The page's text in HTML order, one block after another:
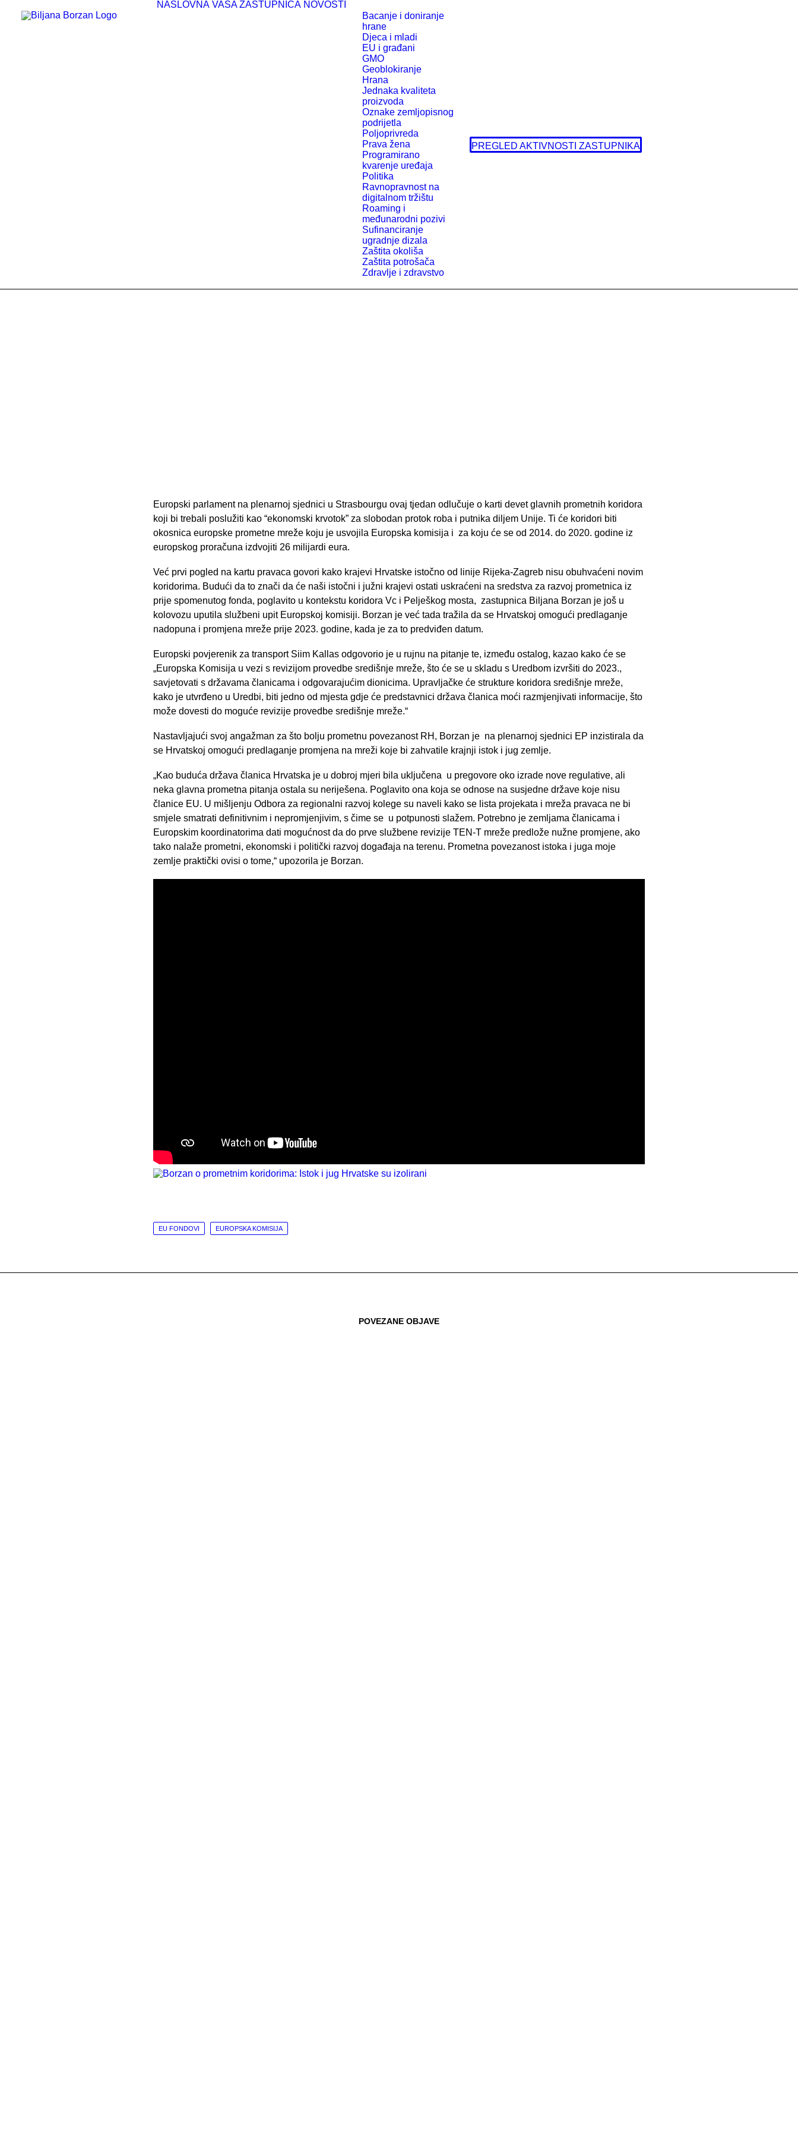
NASLOVNA VAŠA ZASTUPNICA NOVOSTI
Bacanje i doniranje
hrane
Djeca i mladi
EU i građani
GMO
Geoblokiranje
Hrana
Jednaka kvaliteta
proizvoda
Oznake zemljopisnog
podrijetla
Poljoprivreda
Prava žena
Programirano
kvarenje uređaja
Politika
Ravnopravnost na
digitalnom tržištu
Roaming i
međunarodni pozivi
Sufinanciranje
ugradnje dizala
Zaštita okoliša
Zaštita potrošača
Zdravlje i zdravstvo
PREGLED AKTIVNOSTI ZASTUPNIKA
Europski parlament na plenarnoj sjednici u Strasbourgu ovaj tjedan odlučuje o karti devet glavnih prometnih koridora
koji bi trebali poslužiti kao “ekonomski krvotok” za slobodan protok roba i putnika diljem Unije. Ti će koridori biti
okosnica europske prometne mreže koju je usvojila Europska komisija i za koju će se od 2014. do 2020. godine iz
europskog proračuna izdvojiti 26 milijardi eura.
Već prvi pogled na kartu pravaca govori kako krajevi Hrvatske istočno od linije Rijeka-Zagreb nisu obuhvaćeni novim
koridorima. Budući da to znači da će naši istočni i južni krajevi ostati uskraćeni na sredstva za razvoj prometnica iz
prije spomenutog fonda, poglavito u kontekstu koridora Vc i Pelješkog mosta, zastupnica Biljana Borzan je još u
kolovozu uputila službeni upit Europskoj komisiji. Borzan je već tada tražila da se Hrvatskoj omogući predlaganje
nadopuna i promjena mreže prije 2023. godine, kada je za to predviđen datum.
Europski povjerenik za transport Siim Kallas odgovorio je u rujnu na pitanje te, između ostalog, kazao kako će se
„Europska Komisija u vezi s revizijom provedbe središnje mreže, što će se u skladu s Uredbom izvršiti do 2023.,
savjetovati s državama članicama i odgovarajućim dionicima. Upravljačke će strukture koridora središnje mreže,
kako je utvrđeno u Uredbi, biti jedno od mjesta gdje će predstavnici država članica moći razmjenjivati informacije, što
može dovesti do moguće revizije provedbe središnje mreže.“
Nastavljajući svoj angažman za što bolju prometnu povezanost RH, Borzan je na plenarnoj sjednici EP inzistirala da
se Hrvatskoj omogući predlaganje promjena na mreži koje bi zahvatile krajnji istok i jug zemlje.
„Kao buduća država članica Hrvatska je u dobroj mjeri bila uključena u pregovore oko izrade nove regulative, ali
neka glavna prometna pitanja ostala su neriješena. Poglavito ona koja se odnose na susjedne države koje nisu
članice EU. U mišljenju Odbora za regionalni razvoj kolege su naveli kako se lista projekata i mreža pravaca ne bi
smjele smatrati definitivnim i nepromjenjivim, s čime se u potpunosti slažem. Potrebno je zemljama članicama i
Europskim koordinatorima dati mogućnost da do prve službene revizije TEN-T mreže predlože nužne promjene, ako
tako nalaže prometni, ekonomski i politički razvoj događaja na terenu. Prometna povezanost istoka i juga moje
zemlje praktički ovisi o tome,“ upozorila je Borzan.
EU FONDOVI EUROPSKA KOMISIJA
POVEZANE OBJAVE